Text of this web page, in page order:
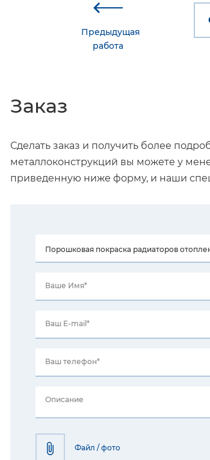
Предыдущая
работа
Заказ
Сделать заказ и получить более
металлоконструкций вы можете у
приведенную ниже форму, и наши
Ваше Имя*
Ваш E-mail*
Ваш телефон*
Описание
Файл / фото